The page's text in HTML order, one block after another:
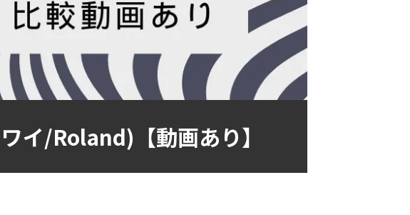
イ/Roland)【動画あり】